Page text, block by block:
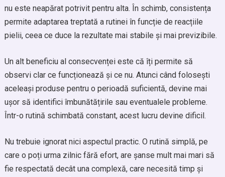
nu este neapărat potrivit pentru alta. În schimb, consistența
permite adaptarea treptată a rutinei în funcție de reacțiile
pielii, ceea ce duce la rezultate mai stabile și mai previzibile.
Un alt beneficiu al consecvenței este că îți permite să
observi clar ce funcționează și ce nu. Atunci când folosești
aceleași produse pentru o perioadă suficientă, devine mai
ușor să identifici îmbunătățirile sau eventualele probleme.
Într-o rutină schimbată constant, acest lucru devine dificil.
Nu trebuie ignorat nici aspectul practic. O rutină simplă, pe
care o poți urma zilnic fără efort, are șanse mult mai mari să
fie respectată decât una complexă, care necesită timp și